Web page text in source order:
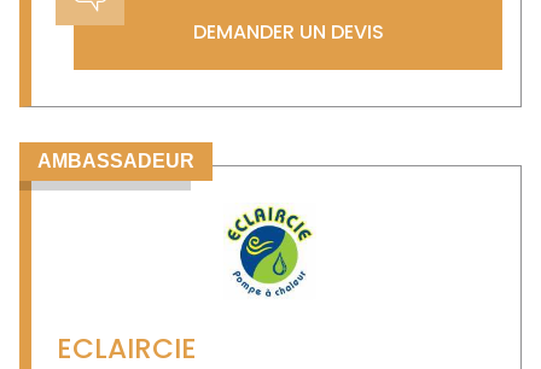
DEMANDER UN DEVIS
AMBASSADEUR
ECLAIRCIE